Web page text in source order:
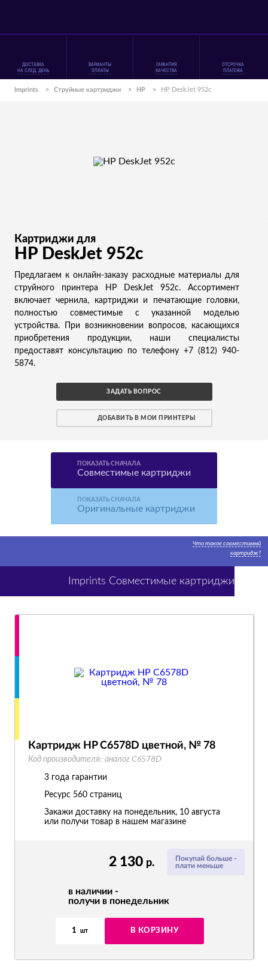
ДОСТАВКА
НА СЛЕД. ДЕНЬ
ВАРИАНТЫ
ОПЛАТЫ
ГАРАНТИЯ
КАЧЕСТВА
ОТСРОЧКА
ПЛАТЕЖА
Imprints > Струйные картриджи > HP > HP DeskJet 952c
Картриджи для
HP DeskJet 952c
Предлагаем к онлайн-заказу расходные материалы для
струйного принтера HP DeskJet 952c. Ассортимент
включает чернила, картриджи и печатающие головки,
полностью совместимые с указанной моделью
устройства. При возникновении вопросов, касающихся
приобретения продукции, наши специалисты
предоставят консультацию по телефону +7 (812) 940-
5874.
ЗАДАТЬ ВОПРОС
ДОБАВИТЬ В МОИ ПРИНТЕРЫ
ПОКАЗАТЬ СНАЧАЛА
Совместимые картриджи
ПОКАЗАТЬ СНАЧАЛА
Оригинальные картриджи
Что такое совместимый
картридж?
Imprints Совместимые картриджи
Покупай больше -
плати меньше
2 130 р.
в наличии -
получи в понедельник
1 шт В КОРЗИНУ
Картридж HP C6578D цветной, № 78
Код производителя: аналог C6578D
3 года гарантии
Ресурс 560 страниц
Закажи доставку на понедельник, 10 августа
или получи товар в нашем магазине